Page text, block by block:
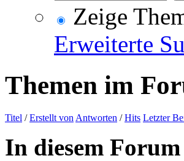
Zeige
Erweiterte
Themen im
Titel /Erstellt von Antworten /Hits Letzter
In diesem